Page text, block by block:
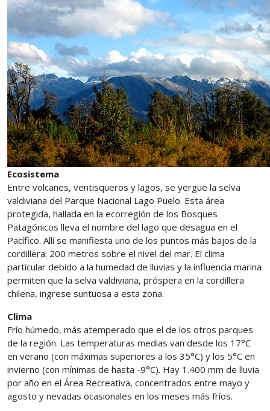
Ecosistema
Entre volcanes, ventisqueros y lagos, se yergue la selva
valdiviana del Parque Nacional Lago Puelo. Esta área
protegida, hallada en la ecorregión de los Bosques
Patagónicos lleva el nombre del lago que desagua en el
Pacífico. Allí se manifiesta uno de los puntos más bajos de la
cordillera: 200 metros sobre el nivel del mar. El clima
particular debido a la humedad de lluvias y la influencia marina
permiten que la selva valdiviana, próspera en la cordillera
chilena, ingrese suntuosa a esta zona.
Clima
Frío húmedo, más atemperado que el de los otros parques
de la región. Las temperaturas medias van desde los 17°C
en verano (con máximas superiores a los 35°C) y los 5°C en
invierno (con mínimas de hasta -9°C). Hay 1.400 mm de lluvia
por año en el Área Recreativa, concentrados entre mayo y
agosto y nevadas ocasionales en los meses más fríos.